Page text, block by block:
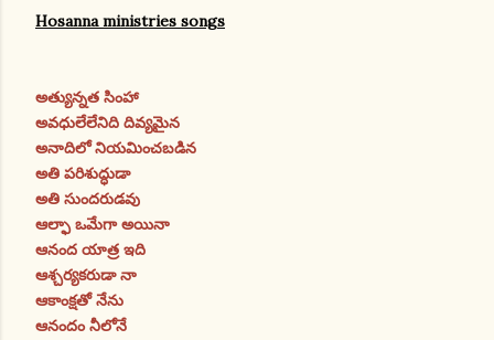
Hosanna ministries songs
అత్యున్నత సింహా
అవధులేలేనిది దివ్యమైన
అనాదిలో నియమించబడిన
అతి పరిశుద్ధుడా
అతి సుందరుడవు
ఆల్ఫా ఒమేగా అయినా
ఆనంద యాత్ర ఇది
ఆశ్చర్యకరుడా నా
ఆకాంక్షతో నేను
ఆనందం నీలోనే